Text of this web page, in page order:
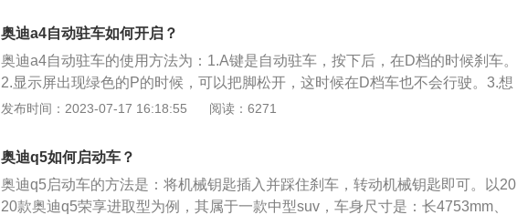
下油门踏板，驻车状态会自动解除。自动驻车是指一种自动刹车的功能，可以避
免使用电子手刹，减少D、N、P几个档位的切换，简化操作。自动驻车开启的前
提是发动机处于开启状态，车门处于关闭状态，并且司机要系上安全带。在自动
驻车功能下，车辆不会溜车，驾驶员起步也只需要轻点油门，这样可以提升用车
的安全性和便捷性。在倒车的时候，最好关闭自动驻车功能，否则可能会影响操
车片严重磨损。
奥迪a4自动驻车如何开启？
奥迪a4自动驻车的使用方法为：1.A键是自动驻车，按下后，在D档的时候刹车。
2.显示屏出现绿色的P的时候，可以把脚松开，这时候在D档车也不会行驶。3.想
要启动的时候，直接踩油门即可。关于自动驻车的更多信息如下：1.自动驻车是
拉手刹。2.自动驻车功能可以避免使用手刹或电子手刹而简化操作，自动挡车型
也不用频繁的D到N、D到P来回切换。
发布时间：2023-07-17 16:18:55 阅读：6271
奥迪q5如何启动车？
奥迪q5启动车的方法是：将机械钥匙插入并踩住刹车，转动机械钥匙即可。以20
20款奥迪q5荣享进取型为例，其属于一款中型suv，车身尺寸是：长4753mm、